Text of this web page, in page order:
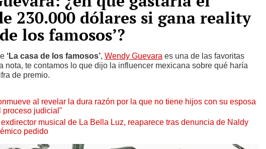
230.000 dólares si gana reality
los famosos’?
‘La casa de los famosos’, Wendy Guevara es una de las favoritas
nota, te contamos lo que dijo la influencer mexicana sobre qué haría
de premio.
al revelar la dura razón por la que no tiene hijos con su esposa
proceso judicial"
musical de La Bella Luz, reaparece tras denuncia de Naldy
pedido